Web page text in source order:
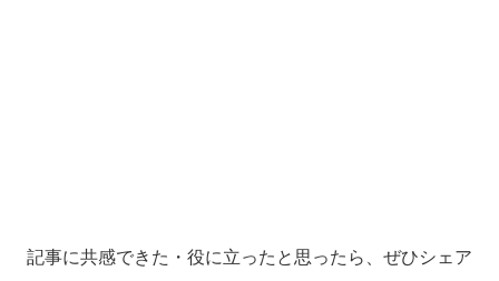
記事に共感できた・役に立ったと思ったら、ぜひシェア